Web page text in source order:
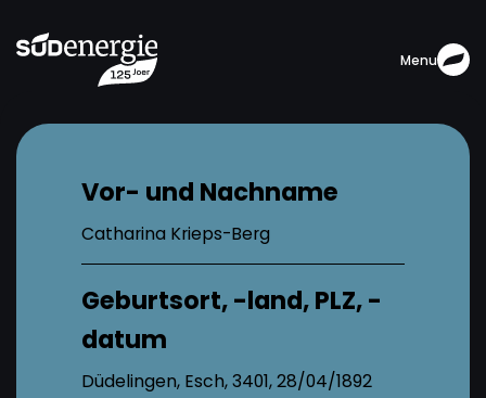
Menu
Vor- und Nachname
Catharina Krieps-Berg
Geburtsort, -land, PLZ, -
datum
Düdelingen, Esch, 3401, 28/04/1892